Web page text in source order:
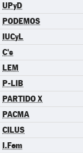
UPyD
PODEMOS
IUCyL
C's
LEM
P-LIB
PARTIDO X
PACMA
CILUS
I.Fem